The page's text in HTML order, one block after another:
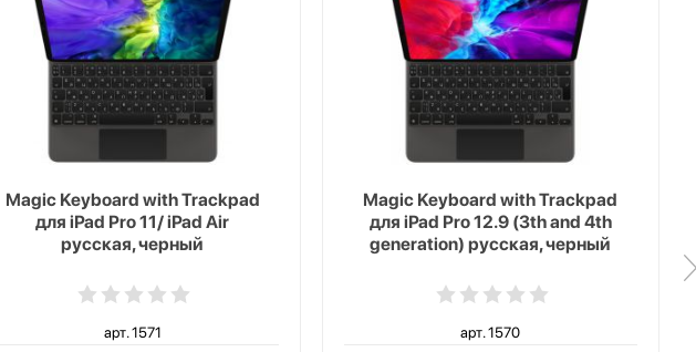
Magic Keyboard with Trackpad
для iPad Pro 11/ iPad Air
русская, черный
арт. 1571
Magic Keyboard with Trackpad
для iPad Pro 12.9 (3th and 4th
generation) русская, черный
арт. 1570